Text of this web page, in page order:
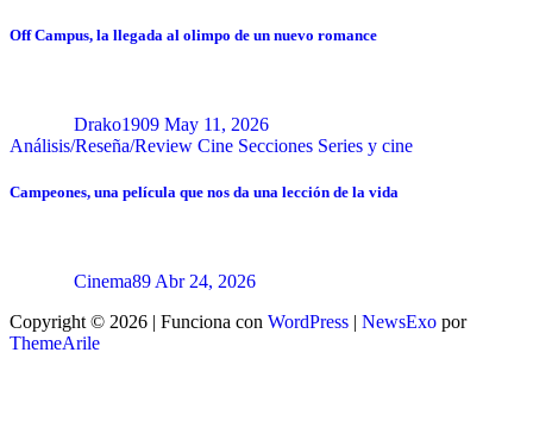
Off Campus, la llegada al olimpo de un nuevo romance
Drako1909 May 11, 2026
Análisis/Reseña/Review Cine Secciones Series y cine
Campeones, una película que nos da una lección de la vida
Cinema89Abr 24, 2026
Copyright © 2026 | Funciona con WordPress | NewsExo por
ThemeArile